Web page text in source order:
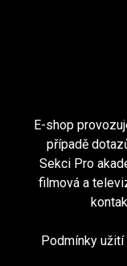
E-shop
případě
Sekci Pro
filmová a
Podmínky